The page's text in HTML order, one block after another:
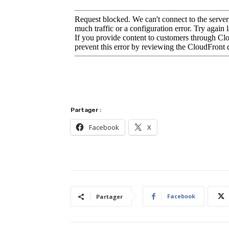
Partager :
Facebook X
Partager Facebook